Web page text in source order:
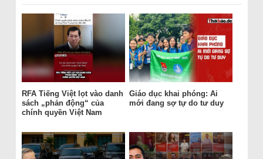
RFA Tiếng Việt lọt vào danh
sách „phản động“ của
chính quyền Việt Nam
Giáo dục khai phóng: Ai
mới đang sợ tự do tư duy